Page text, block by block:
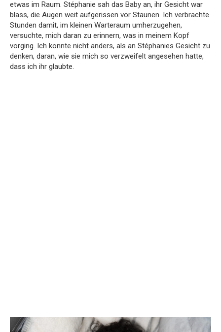
etwas im Raum. Stéphanie sah das Baby an, ihr Gesicht war
blass, die Augen weit aufgerissen vor Staunen. Ich verbrachte
Stunden damit, im kleinen Warteraum umherzugehen,
versuchte, mich daran zu erinnern, was in meinem Kopf
vorging. Ich konnte nicht anders, als an Stéphanies Gesicht zu
denken, daran, wie sie mich so verzweifelt angesehen hatte,
dass ich ihr glaubte.